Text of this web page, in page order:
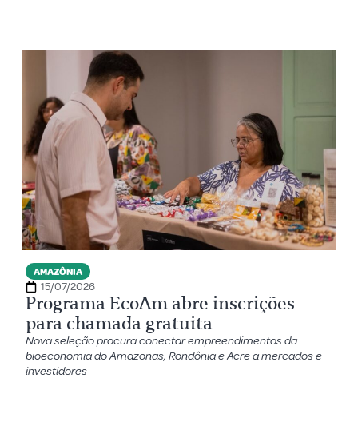
AMAZÔNIA
15/07/2026
Programa EcoAm abre inscrições
para chamada gratuita
Nova seleção procura conectar empreendimentos da
bioeconomia do Amazonas, Rondônia e Acre a mercados e
investidores